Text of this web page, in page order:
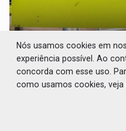
PECHINCHA: STJ
deve indenizar
O município continua
Nós usamos cookies em
experiência possível. Ao
concorda com esse uso.
como usamos cookies, veja